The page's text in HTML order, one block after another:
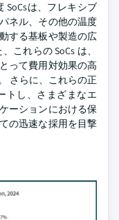
SoCsは、フレキシブ
ネル、その他の温度
する基板や製造の広
これらの SoCs は、
って費用対効果の高
さらに、これらの正
トし、さまざまなエ
ーションにおける保
の迅速な採用を目撃